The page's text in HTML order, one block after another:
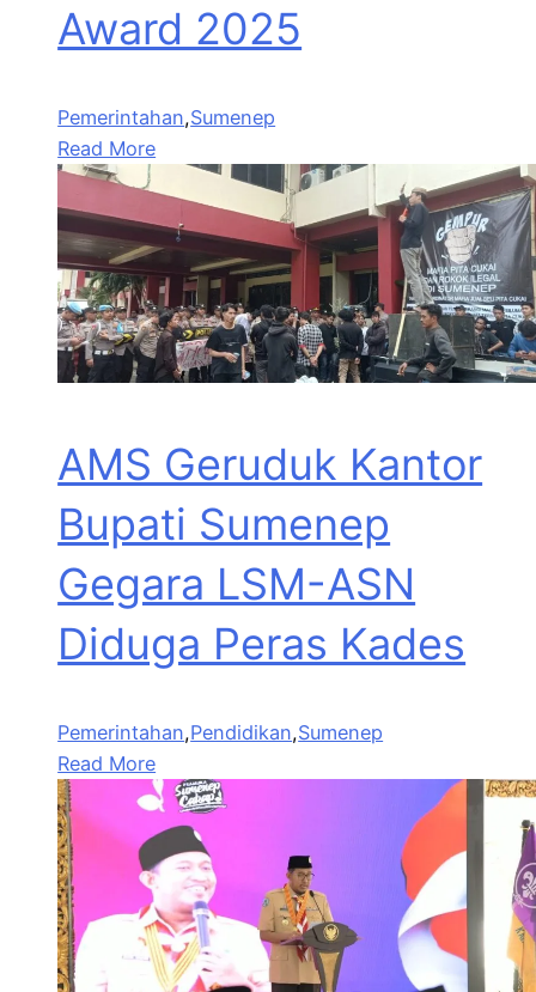
Award 2025
Pemerintahan,Sumenep
Read More
AMS Geruduk Kantor
Bupati Sumenep
Gegara LSM-ASN
Diduga Peras Kades
Pemerintahan,Pendidikan,Sumenep
Read More